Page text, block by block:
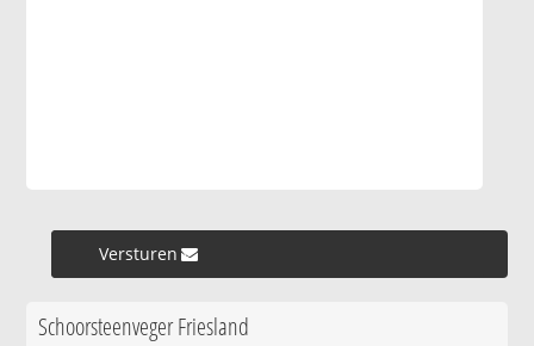
Versturen »
Schoorsteenveger Friesland